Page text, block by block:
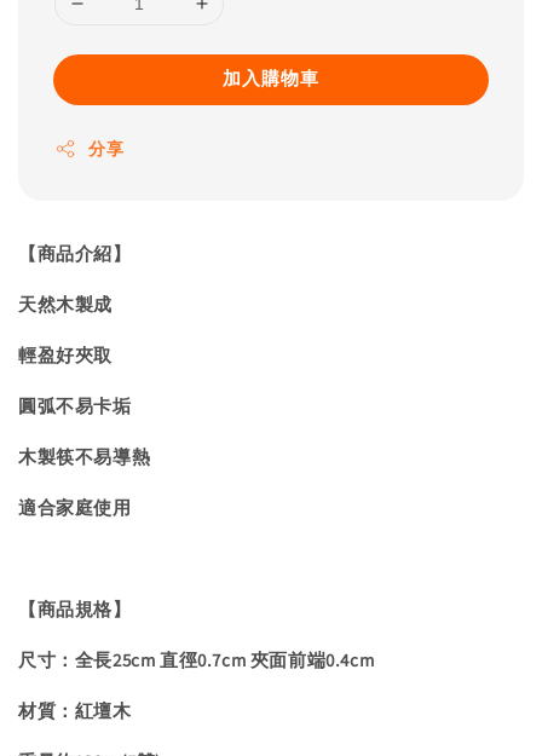
加入購物車
分享
【商品介紹】
天然木製成
輕盈好夾取
圓弧不易卡垢
木製筷不易導熱
適合家庭使用
【商品規格】
尺寸：全長25cm 直徑0.7cm 夾面前端0.4cm
材質：紅壇木